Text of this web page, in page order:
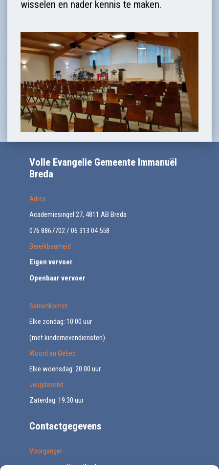
wisselen en nader kennis te maken.
Volle Evangelie Gemeente Immanuël
Breda
Adres
Academiesingel 27, 4811 AB Breda
076 8867702 / 06 313 04 558
Bereikbaarheid
Eigen vervoer
Openbaar vervoer
Samenkomst
Elke zondag: 10.00 uur
(met kindernevendiensten)
Woord en Gebed
Elke woensdag: 20.00 uur
Jeugdavond
Zaterdag: 19.30 uur
Contactgegevens
Voorganger
voorganger@vegib.nl